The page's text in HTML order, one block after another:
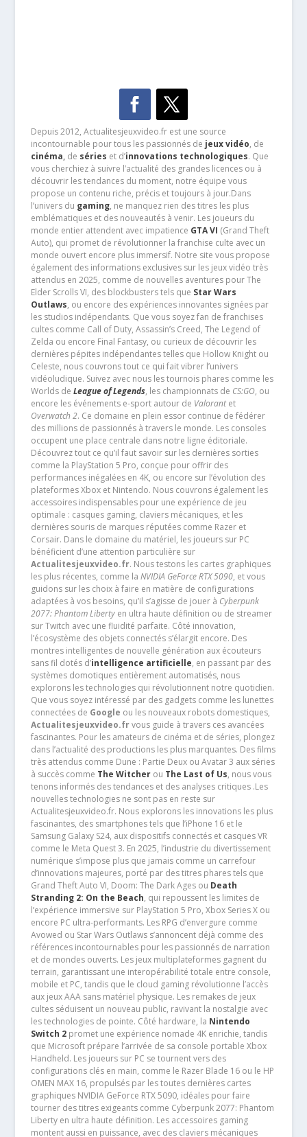
Depuis 2012, Actualitesjeuxvideo.fr est une source
incontournable pour tous les passionnés de jeux vidéo, de
cinéma,de séries et d’innovations technologiques. Que
vous cherchiez à suivre l’actualité des grandes licences ou à
découvrir les tendances du moment, notre équipe vous
propose un contenu riche, précis et toujours à jour.Dans
l’univers du gaming, ne manquez rien des titres les plus
emblématiques et des nouveautés à venir. Les joueurs du
monde entier attendent avec impatience GTA VI (Grand Theft
Auto), qui promet de révolutionner la franchise culte avec un
monde ouvert encore plus immersif. Notre site vous propose
également des informations exclusives sur les jeux vidéo très
attendus en 2025, comme de nouvelles aventures pour The
Elder Scrolls VI, des blockbusters tels que Star Wars
Outlaws, ou encore des expériences innovantes signées par
les studios indépendants. Que vous soyez fan de franchises
cultes comme Call of Duty, Assassin’s Creed, The Legend of
Zelda ou encore Final Fantasy, ou curieux de découvrir les
dernières pépites indépendantes telles que Hollow Knight ou
Celeste, nous couvrons tout ce qui fait vibrer l’univers
vidéoludique. Suivez avec nous les tournois phares comme les
Worlds de League of Legends, les championnats de CS:GO, ou
encore les événements e-sport autour de Valorantet
Overwatch 2. Ce domaine en plein essor continue de fédérer
des millions de passionnés à travers le monde. Les consoles
occupent une place centrale dans notre ligne éditoriale.
Découvrez tout ce qu’il faut savoir sur les dernières sorties
comme la PlayStation 5 Pro, conçue pour offrir des
performances inégalées en 4K, ou encore sur l’évolution des
plateformes Xbox et Nintendo. Nous couvrons également les
accessoires indispensables pour une expérience de jeu
optimale : casques gaming, claviers mécaniques, et les
dernières souris de marques réputées comme Razer et
Corsair. Dans le domaine du matériel, les joueurs sur PC
bénéficient d’une attention particulière sur
Actualitesjeuxvideo.fr. Nous testons les cartes graphiques
les plus récentes, comme la NVIDIA GeForce RTX 5090, et vous
guidons sur les choix à faire en matière de configurations
adaptées à vos besoins, qu’il s’agisse de jouer à Cyberpunk
2077: Phantom Libertyen ultra haute définition ou de streamer
sur Twitch avec une fluidité parfaite. Côté innovation,
l’écosystème des objets connectés s’élargit encore. Des
montres intelligentes de nouvelle génération aux écouteurs
sans fil dotés d’intelligence artificielle, en passant par des
systèmes domotiques entièrement automatisés, nous
explorons les technologies qui révolutionnent notre quotidien.
Que vous soyez intéressé par des gadgets comme les lunettes
connectées de Google ou les nouveaux robots domestiques,
Actualitesjeuxvideo.frvous guide à travers ces avancées
fascinantes. Pour les amateurs de cinéma et de séries, plongez
dans l’actualité des productions les plus marquantes. Des films
très attendus comme Dune : Partie Deux ou Avatar 3 aux séries
à succès comme The Witcherou The Last of Us, nous vous
tenons informés des tendances et des analyses critiques .Les
nouvelles technologies ne sont pas en reste sur
Actualitesjeuxvideo.fr. Nous explorons les innovations les plus
fascinantes, des smartphones tels que l’iPhone 16 et le
Samsung Galaxy S24, aux dispositifs connectés et casques VR
comme le Meta Quest 3. En 2025, l’industrie du divertissement
numérique s’impose plus que jamais comme un carrefour
d’innovations majeures, porté par des titres phares tels que
Grand Theft Auto VI, Doom: The Dark Ages ou Death
Stranding 2: On the Beach, qui repoussent les limites de
l’expérience immersive sur PlayStation 5 Pro, Xbox Series X ou
encore PC ultra-performants. Les RPG d’envergure comme
Avowed ou Star Wars Outlaws s’annoncent déjà comme des
références incontournables pour les passionnés de narration
et de mondes ouverts. Les jeux multiplateformes gagnent du
terrain, garantissant une interopérabilité totale entre console,
mobile et PC, tandis que le cloud gaming révolutionne l’accès
aux jeux AAA sans matériel physique. Les remakes de jeux
cultes séduisent un nouveau public, ravivant la nostalgie avec
les technologies de pointe. Côté hardware, la Nintendo
Switch 2promet une expérience nomade 4K enrichie, tandis
que Microsoft prépare l’arrivée de sa console portable Xbox
Handheld. Les joueurs sur PC se tournent vers des
configurations clés en main, comme le Razer Blade 16 ou le HP
OMEN MAX 16, propulsés par les toutes dernières cartes
graphiques NVIDIA GeForce RTX 5090, idéales pour faire
tourner des titres exigeants comme Cyberpunk 2077: Phantom
Liberty en ultra haute définition. Les accessoires gaming
montent aussi en puissance, avec des claviers mécaniques